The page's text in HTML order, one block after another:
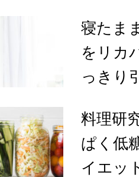
寝たま
をリカ
っきり
料理研
ぱく低
イエッ